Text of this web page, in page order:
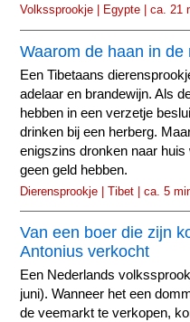
Volkssprookje | Egypte | ca. 21
Waarom de haan in de
Een Tibetaans
adelaar en brandewijn. Als
hebben in een verzetje
drinken bij een herberg.
enigszins dronken naar
geen geld hebben.
Dierensprookje | Tibet | ca. 5
Van een boer die zijn
Antonius verkocht
Een Nederlands
juni). Wanneer het een
de veemarkt te verkopen,